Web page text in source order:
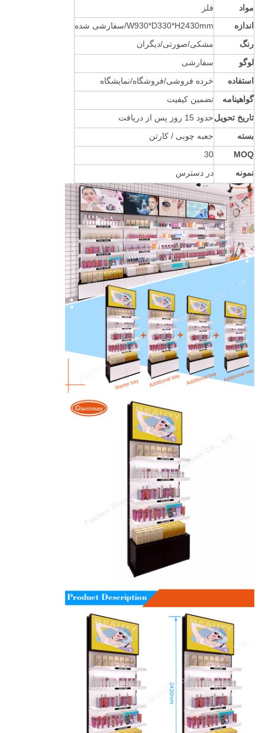
مواد
فلز
اندازه
W930*D330*H2430mm/سفارشی شده
رنگ
مشکی/صورتی/دیگران
لوگو
سفارشی
استفاده
خرده فروشی/فروشگاه/نمایشگاه
گواهینامه
تضمین کیفیت
تاریخ تحویلحدود 15 روز پس از دریافت
بسته
جعبه چوبی / کارتن
MOQ
30
نمونه
در دسترس